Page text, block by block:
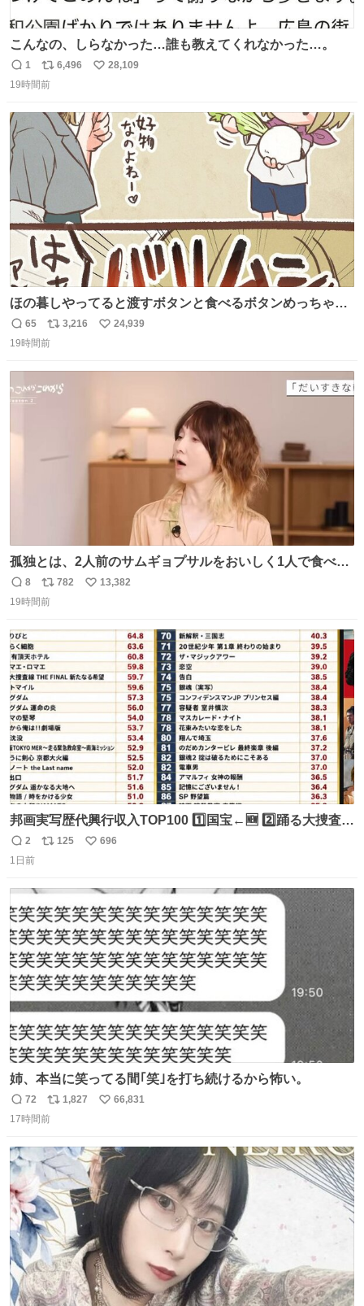
こんなの、しらなかった…誰も教えてくれなかった…。
返
信
1
リ
ポ
ト
数
6,496
い
数
28,109
19時間前
ほの暮しやってると渡すボタンと食べるボタンめっちゃ間
違えるんやけど
返
信
65
リ
ポ
ト
3,216
い
24,939
19時間前
孤独とは、2人前のサムギョプサルをおいしく1人で食べる
ことである←好きすぎる
返
信
8
リ
ポ
ト
数
782
い
数
13,382
19時間前
邦画実写歴代興行収入TOP100 1️⃣国宝←🆕 2️⃣踊る大捜査線
THE MOVIE2 3️⃣南極物語 4️⃣踊る大捜査線 THE MOVIE 5️⃣
子猫物語 6️⃣劇場版コード・ブルー 7️⃣天と地と 8️⃣永遠の0
どなく、お別れです←🆕 … 60位 キングダム 魂の決戦←🆕
返
信
2
リ
数
125
い
696
1日前
姉、本当に笑ってる間｢笑｣を打ち続けるから怖い。
返
信
72
リ
ポ
ト
数
1,827
い
数
66,831
17時間前